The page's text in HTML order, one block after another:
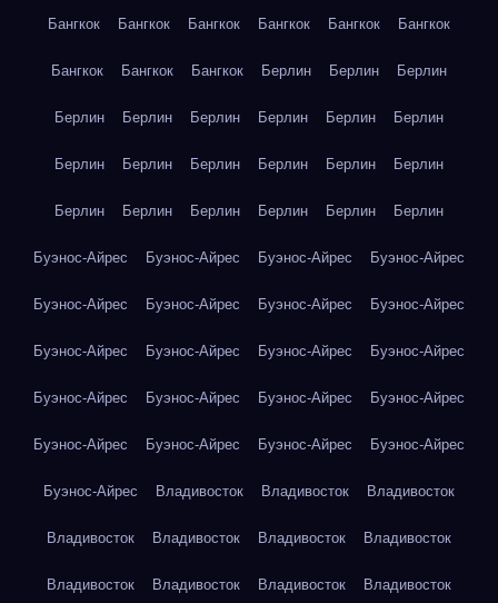
Бангкок Бангкок Бангкок Бангкок Бангкок Бангкок
Бангкок Бангкок Бангкок Берлин Берлин Берлин
Берлин Берлин Берлин Берлин Берлин Берлин
Берлин Берлин Берлин Берлин Берлин Берлин
Берлин Берлин Берлин Берлин Берлин Берлин
Буэнос-Айрес Буэнос-Айрес Буэнос-Айрес Буэнос-Айрес
Буэнос-Айрес Буэнос-Айрес Буэнос-Айрес Буэнос-Айрес
Буэнос-Айрес Буэнос-Айрес Буэнос-Айрес Буэнос-Айрес
Буэнос-Айрес Буэнос-Айрес Буэнос-Айрес Буэнос-Айрес
Буэнос-Айрес Буэнос-Айрес Буэнос-Айрес Буэнос-Айрес
Буэнос-Айрес Владивосток Владивосток Владивосток
Владивосток Владивосток Владивосток Владивосток
Владивосток Владивосток Владивосток Владивосток